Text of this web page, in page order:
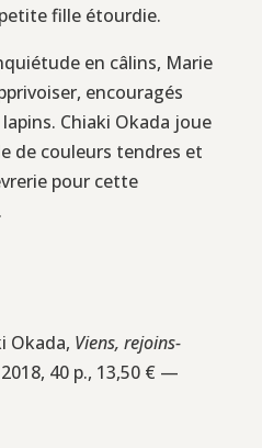
fille étourdie.
en câlins, Marie
encouragés
Chiaki Okada joue
de couleurs tendres et
pour cette
Okada, Viens, rejoins-
40 p., 13,50 € —